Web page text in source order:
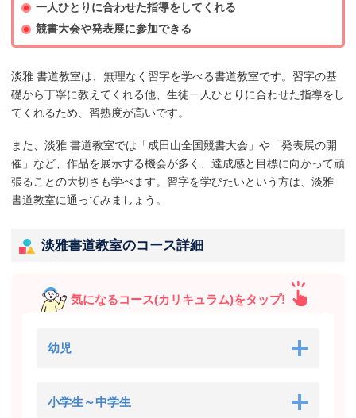
一人ひとりに合わせた指導をしてくれる
競書大会や発表展に参加できる
淡雅 書道教室は、無理なく習字を学べる書道教室です。習字の基
礎から丁寧に教えてくれる他、生徒一人ひとりに合わせた指導をし
てくれるため、習熟度が高いです。
また、淡雅 書道教室では「成田山全国競書大会」や「発表展の開
催」など、作品を展示する機会が多く、達成感と目標に向かって頑
張ることの大切さも学べます。習字を学びたいという方は、淡雅
書道教室に通ってみましょう。
淡雅書道教室のコース詳細
気になるコース(カリキュラム)をタップ!
幼児
小学生～中学生